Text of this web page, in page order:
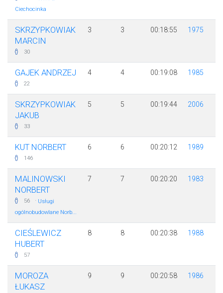
Ciechocinka
SKRZYPKOWIAK
MARCIN
30
3 3 00:18:55 1975
GAJEK ANDRZEJ
22
4 4 00:19:08 1985
SKRZYPKOWIAK
JAKUB
33
5 5 00:19:44 2006
KUT NORBERT
146
6 6 00:20:12 1989
MALINOWSKI
NORBERT
56 · Usługi
ogólnobudowlane Norb...
7 7 00:20:20 1983
CIEŚLEWICZ
HUBERT
57
8 8 00:20:38 1988
MOROZA
ŁUKASZ
9 9 00:20:58 1986